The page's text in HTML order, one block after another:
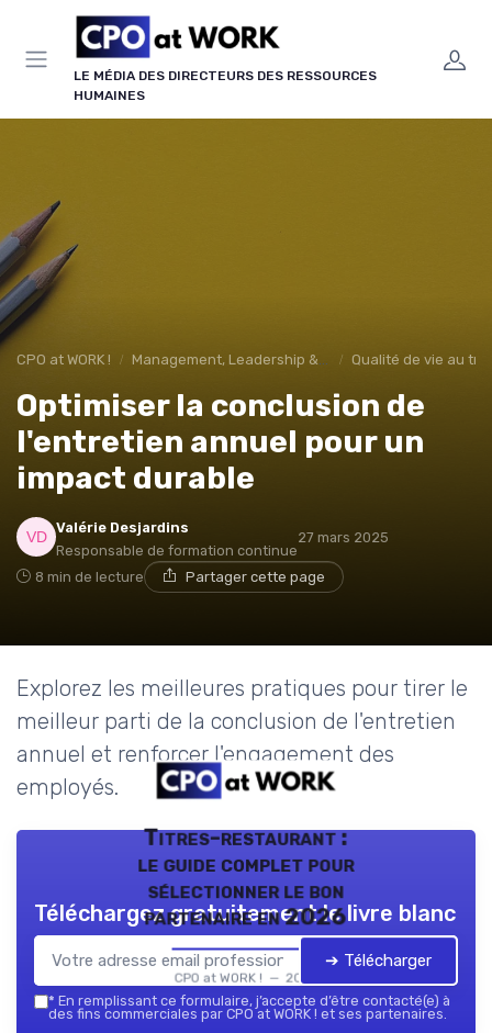
LE MÉDIA DES DIRECTEURS DES RESSOURCES
HUMAINES
CPO at WORK ! Management, Leadership & Organisation Qualité de vie au
Optimiser la conclusion de
l'entretien annuel pour un
impact durable
Valérie Desjardins
Responsable de formation continue
27 mars 2025
8 min de lecture Partager cette page
Explorez les meilleures pratiques pour tirer le
meilleur parti de la conclusion de l'entretien
annuel et renforcer l'engagement des
employés.
Titres-restaurant :
le guide complet pour
sélectionner le bon
partenaire en 2026
CPO at WORK ! — 2026
Téléchargez gratuitement le livre blanc
➔ Télécharger
* En remplissant ce formulaire, j’accepte d’être contacté(e) à
des fins commerciales par CPO at WORK ! et ses partenaires.
Panneau de gestion des cookies